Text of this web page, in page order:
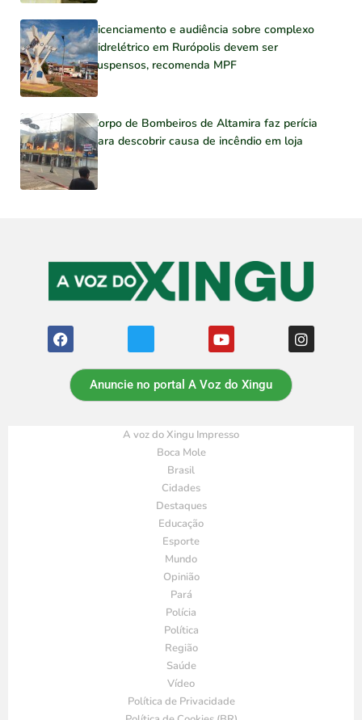
Licenciamento e audiência sobre complexo
hidrelétrico em Rurópolis devem ser
suspensos, recomenda MPF
Corpo de Bombeiros de Altamira faz perícia
para descobrir causa de incêndio em loja
Anuncie no portal A Voz do Xingu
A voz do Xingu Impresso
Boca Mole
Brasil
Cidades
Destaques
Educação
Esporte
Mundo
Opinião
Pará
Polícia
Política
Região
Saúde
Vídeo
Política de Privacidade